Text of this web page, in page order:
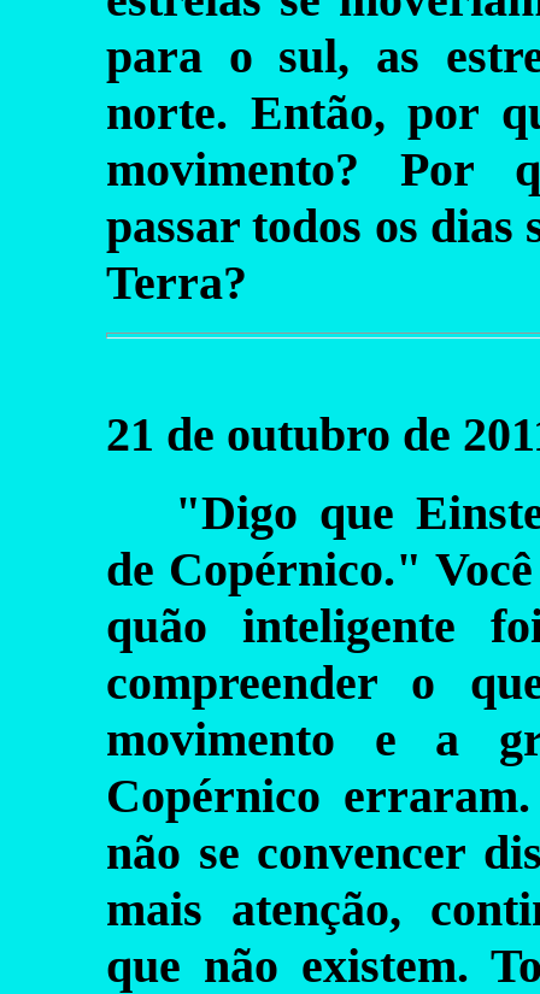
para o sul, as
norte. Então, por
movimento? Por
passar todos os dias
Terra?
21 de outubro de
"Digo que
de Copérnico."
quão inteligente
compreender o
movimento e a
Copérnico
não se convencer
mais atenção,
que não existem.